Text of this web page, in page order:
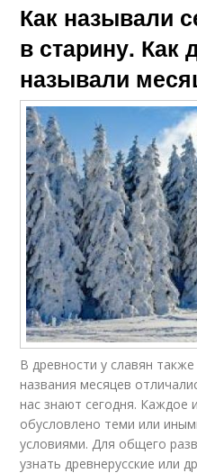
Как называли
в старину. Как
называли
В древности у славян
названия месяцев
нас знают сегодня. Каждое
обусловлено теми или
условиями. Для общего
узнать древнерусские или